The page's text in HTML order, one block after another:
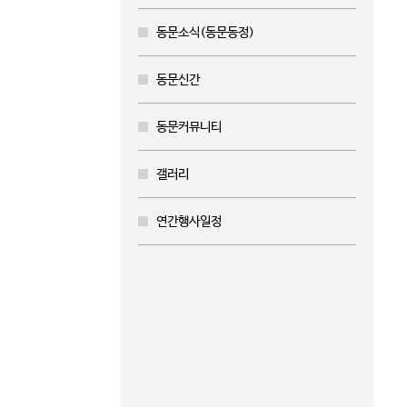
동문소식(동문동정)
동문신간
동문커뮤니티
갤러리
연간행사일정